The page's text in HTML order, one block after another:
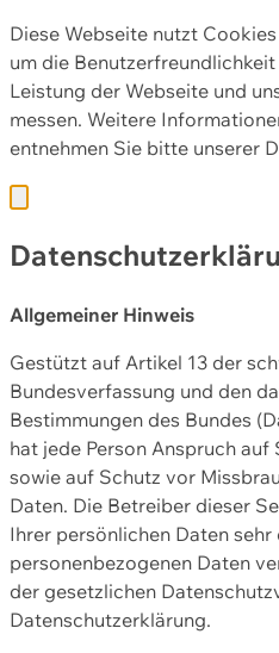
Diese Webseite nutzt
um die
Leistung der Webseite und
messen. Weitere
entnehmen Sie bitte unserer
Allgemeiner Hinweis
Gestützt auf Artikel 13 der
Bundesverfassung und den
Bestimmungen des Bundes
hat jede Person Anspruch
sowie auf Schutz vor
Daten. Die Betreiber dieser
Ihrer persönlichen Daten
personenbezogenen Daten
der gesetzlichen
Datenschutzerklärung.